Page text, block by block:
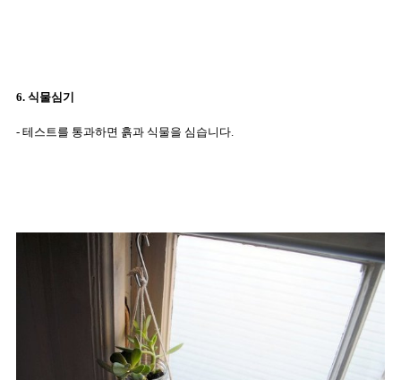
6. 식물심기
- 테스트를 통과하면 흙과 식물을 심습니다.